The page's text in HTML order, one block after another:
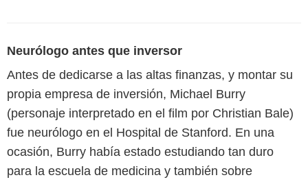
Neurólogo antes que inversor
Antes de dedicarse a las altas finanzas, y montar su
propia empresa de inversión, Michael Burry
(personaje interpretado en el film por Christian Bale)
fue neurólogo en el Hospital de Stanford. En una
ocasión, Burry había estado estudiando tan duro
para la escuela de medicina y también sobre